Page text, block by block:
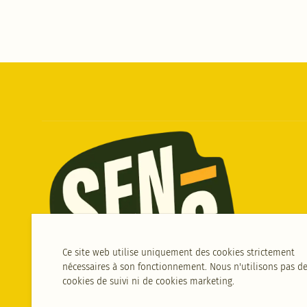
Ce site web utilise uniquement des cookies strictement
nécessaires à son fonctionnement. Nous n'utilisons pas
cookies de suivi ni de cookies marketing.